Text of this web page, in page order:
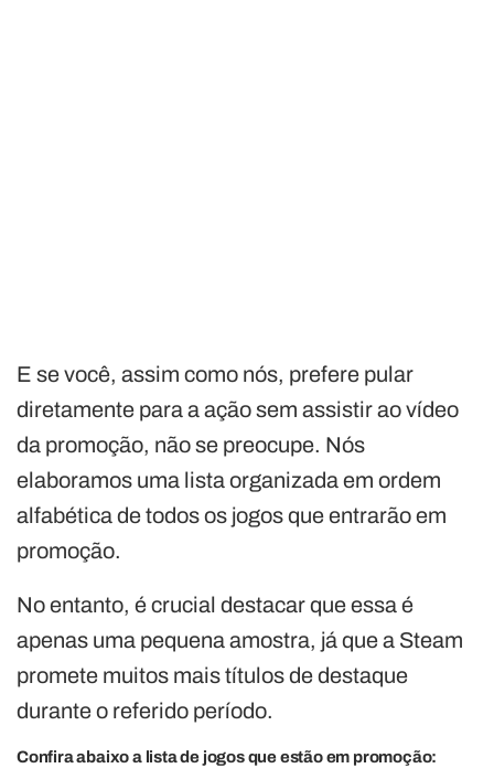
E se você, assim como nós, prefere pular
diretamente para a ação sem assistir ao vídeo
da promoção, não se preocupe. Nós
elaboramos uma lista organizada em ordem
alfabética de todos os jogos que entrarão em
promoção.
No entanto, é crucial destacar que essa é
apenas uma pequena amostra, já que a Steam
promete muitos mais títulos de destaque
durante o referido período.
Confira abaixo a lista de jogos que estão em promoção: